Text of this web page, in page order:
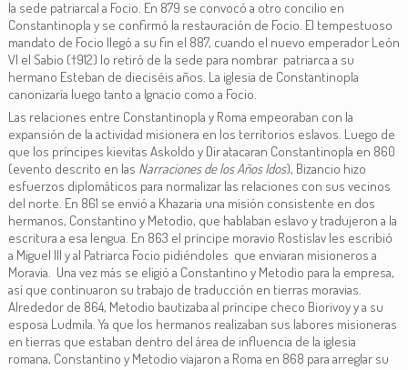
la sede patriarcal a Focio. En 879 se convocó a otro concilio en
Constantinopla y se confirmó la restauración de Focio. El tempestuoso
mandato de Focio llegó a su fin el 887, cuando el nuevo emperador León
VI el Sabio (†912) lo retiró de la sede para nombrar patriarca a su
hermano Esteban de dieciséis años. La iglesia de Constantinopla
canonizaría luego tanto a Ignacio como a Focio.
Las relaciones entre Constantinopla y Roma empeoraban con la
expansión de la actividad misionera en los territorios eslavos. Luego de
que los príncipes kievitas Askoldo y Dir atacaran Constantinopla en 860
(evento descrito en las Narraciones de los Años Idos), Bizancio hizo
esfuerzos diplomáticos para normalizar las relaciones con sus vecinos
del norte. En 861 se envió a Khazaria una misión consistente en dos
hermanos, Constantino y Metodio, que hablaban eslavo y tradujeron a la
escritura a esa lengua. En 863 el príncipe moravio Rostislav les escribió
a Miguel III y al Patriarca Focio pidiéndoles que enviaran misioneros a
Moravia. Una vez más se eligió a Constantino y Metodio para la empresa,
así que continuaron su trabajo de traducción en tierras moravias.
Alrededor de 864, Metodio bautizaba al príncipe checo Biorivoy y a su
esposa Ludmila. Ya que los hermanos realizaban sus labores misioneras
en tierras que estaban dentro del área de influencia de la iglesia
romana, Constantino y Metodio viajaron a Roma en 868 para arreglar su